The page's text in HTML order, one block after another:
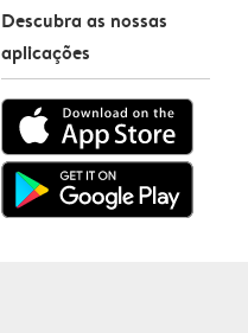
Descubra as nossas
aplicações